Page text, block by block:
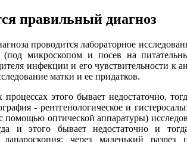
правильный диагноз
проводится лабораторное
микроскопом и посев на
инфекции и его чувствительности к
матки и ее придатков.
этого бывает недостаточно,
- рентгенологическое и
помощью оптической аппаратуры)
и этого бывает недостаточно и
лапароскопия: через маленький